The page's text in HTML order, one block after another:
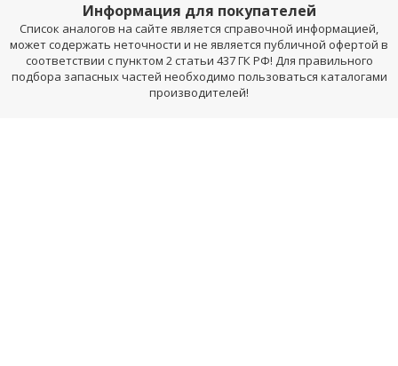
Информация для покупателей
Список аналогов на сайте является справочной информацией,
может содержать неточности и не является публичной офертой в
соответствии с пунктом 2 статьи 437 ГК РФ! Для правильного
подбора запасных частей необходимо пользоваться каталогами
производителей!